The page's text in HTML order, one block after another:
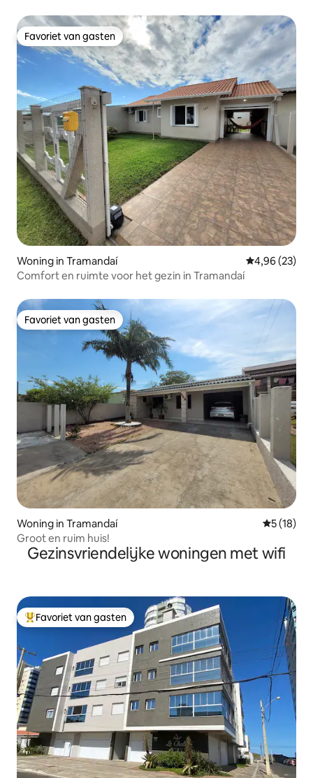
Favoriet van gasten
Favoriet van gasten
Woning in Tramandaí Gemiddelde
4,96 (23)
Comfort en ruimte voor het gezin in Tramandaí
Favoriet van gasten
Favoriet van gasten
Woning in Tramandaí
5 (18)
Groot en ruim huis!
Gezinsvriendelijke woningen met wifi
Topfavoriet van gasten
Favoriet van gasten